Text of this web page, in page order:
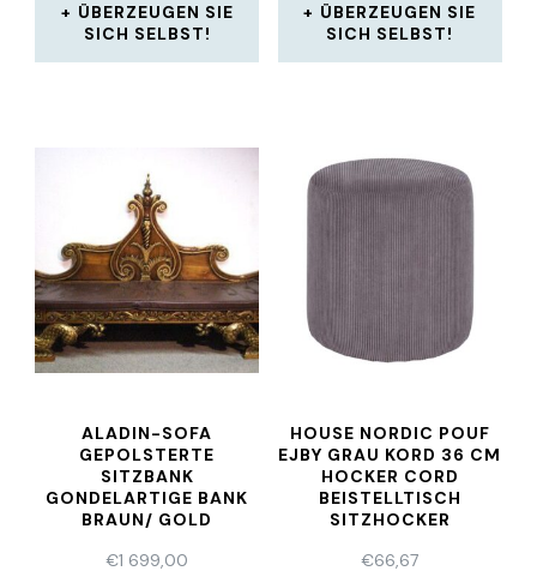
ÜBERZEUGEN SIE
SICH SELBST!
ÜBERZEUGEN SIE
SICH SELBST!
ALADIN-SOFA
GEPOLSTERTE
SITZBANK
GONDELARTIGE BANK
BRAUN/ GOLD
€1 699,00
HOUSE NORDIC POUF
EJBY GRAU KORD 36 CM
HOCKER CORD
BEISTELLTISCH
SITZHOCKER
€66,67